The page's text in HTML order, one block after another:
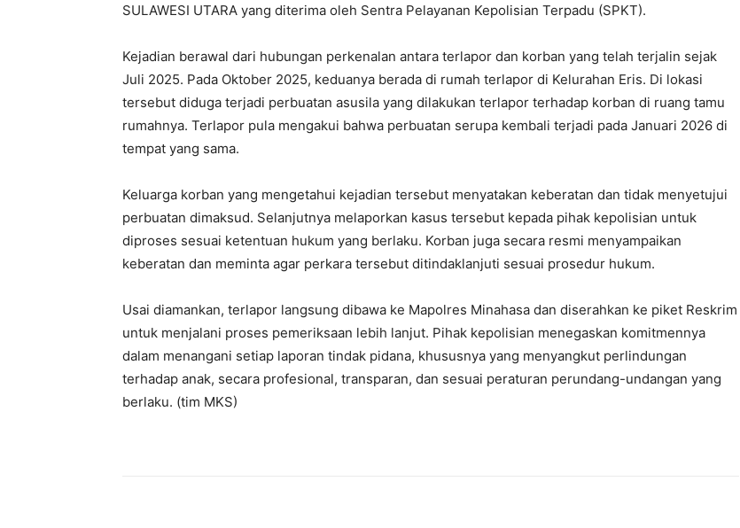
SULAWESI UTARA yang diterima oleh Sentra Pelayanan Kepolisian Terpadu (SPKT).
Kejadian berawal dari hubungan perkenalan antara terlapor dan korban yang telah terjalin sejak
Juli 2025. Pada Oktober 2025, keduanya berada di rumah terlapor di Kelurahan Eris. Di lokasi
tersebut diduga terjadi perbuatan asusila yang dilakukan terlapor terhadap korban di ruang tamu
rumahnya. Terlapor pula mengakui bahwa perbuatan serupa kembali terjadi pada Januari 2026 di
tempat yang sama.
Keluarga korban yang mengetahui kejadian tersebut menyatakan keberatan dan tidak menyetujui
perbuatan dimaksud. Selanjutnya melaporkan kasus tersebut kepada pihak kepolisian untuk
diproses sesuai ketentuan hukum yang berlaku. Korban juga secara resmi menyampaikan
keberatan dan meminta agar perkara tersebut ditindaklanjuti sesuai prosedur hukum.
Usai diamankan, terlapor langsung dibawa ke Mapolres Minahasa dan diserahkan ke piket Reskrim
untuk menjalani proses pemeriksaan lebih lanjut. Pihak kepolisian menegaskan komitmennya
dalam menangani setiap laporan tindak pidana, khususnya yang menyangkut perlindungan
terhadap anak, secara profesional, transparan, dan sesuai peraturan perundang-undangan yang
berlaku. (tim MKS)